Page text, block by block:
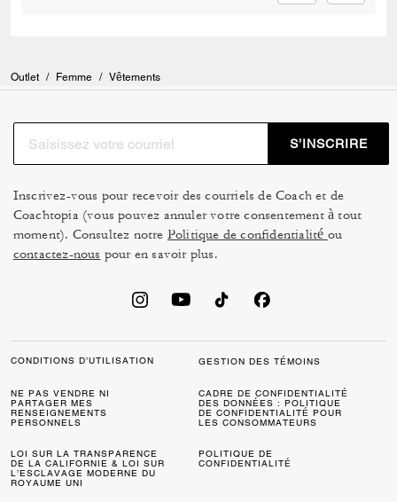
Outlet / Femme / Vêtements
S’INSCRIRE
Inscrivez-vous pour recevoir des courriels de Coach et de
Coachtopia (vous pouvez annuler votre consentement à tout
moment). Consultez notre Politique de confidentialité ou
contactez-nous pour en savoir plus.
CONDITIONS D’UTILISATION GESTION DES TÉMOINS
NE PAS VENDRE NI
PARTAGER MES
RENSEIGNEMENTS
PERSONNELS
CADRE DE CONFIDENTIALITÉ
DES DONNÉES : POLITIQUE
DE CONFIDENTIALITÉ POUR
LES CONSOMMATEURS
LOI SUR LA TRANSPARENCE
DE LA CALIFORNIE & LOI SUR
L’ESCLAVAGE MODERNE DU
ROYAUME UNI
POLITIQUE DE
CONFIDENTIALITÉ